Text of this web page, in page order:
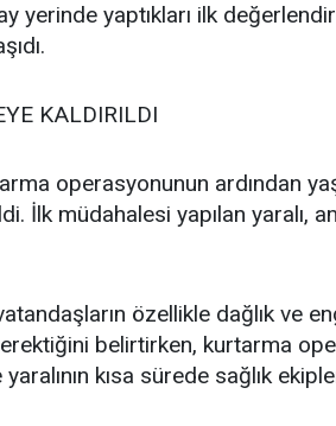
yerinde yaptıkları ilk
KALDIRILDI
operasyonunun ardından
İlk müdahalesi yapılan yaralı,
özellikle dağlık ve
belirtirken, kurtarma
kısa sürede sağlık